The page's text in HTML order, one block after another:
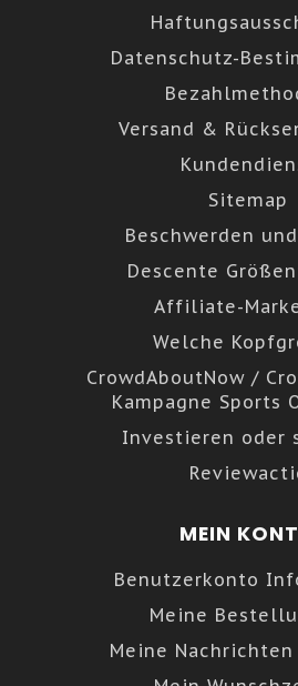
Datenschutz-
Versand &
Sitemap
Beschwerden
Descente
Affiliate-
Welche
CrowdAboutNow /
Kampagne Sports
Investieren oder
MEIN
Benutzerkonto
Meine
Meine